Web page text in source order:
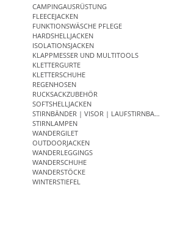
CAMPINGAUSRÜSTUNG
FLEECEJACKEN
FUNKTIONSWÄSCHE PFLEGE
HARDSHELLJACKEN
ISOLATIONSJACKEN
KLAPPMESSER UND MULTITOOLS
KLETTERGURTE
KLETTERSCHUHE
REGENHOSEN
RUCKSACKZUBEHÖR
SOFTSHELLJACKEN
STIRNBÄNDER | VISOR | LAUFSTIRNBAND
STIRNLAMPEN
WANDERGILET
OUTDOORJACKEN
WANDERLEGGINGS
WANDERSCHUHE
WANDERSTÖCKE
WINTERSTIEFEL